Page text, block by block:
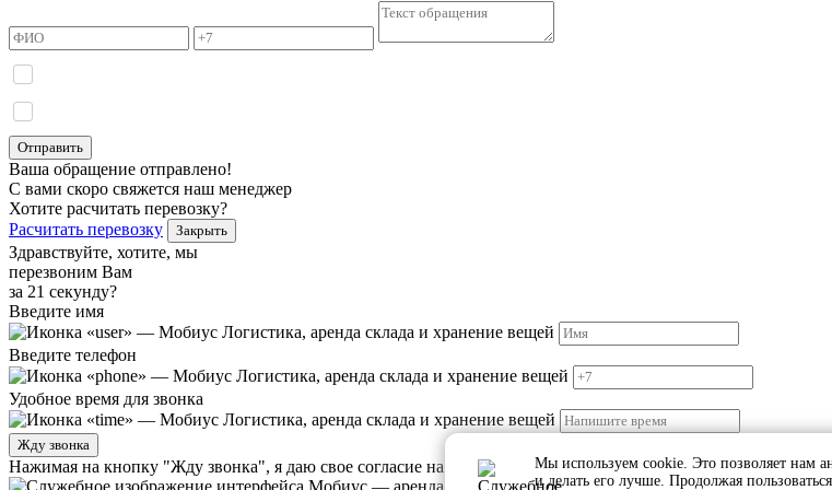
Отправить
Ваша обращение отправлено!
С вами скоро свяжется наш менеджер
Хотите расчитать перевозку?
Расчитать перевозку
Закрыть
Здравствуйте, хотите, мы
перезвоним Вам
за 21 секунду?
Введите имя
Введите телефон
Удобное время для звонка
Жду звонка
Нажимая на кнопку "Жду звонка", я даю свое согласие на обработку персональных данных и принимаю
Мы используем cookie. Это позволяет нам
и делать его лучше. Продолжая